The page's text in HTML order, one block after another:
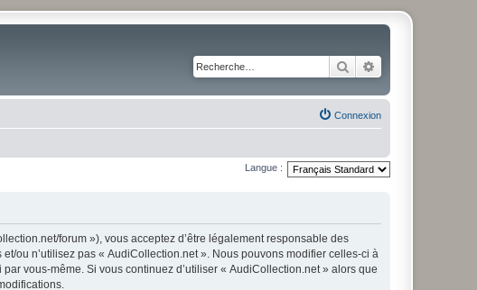
Rechercher
Connexion
Langue :
forum »), vous acceptez d’être légalement responsable des
ou n’utilisez pas « AudiCollection.net ». Nous pouvons modifier celles-ci à
vous-même. Si vous continuez d’utiliser « AudiCollection.net » alors que